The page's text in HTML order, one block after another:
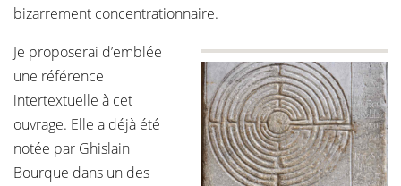
bizarrement concentrationnaire.
Je proposerai d’emblée
une référence
intertextuelle à cet
ouvrage. Elle a déjà été
notée par Ghislain
Bourque dans un des